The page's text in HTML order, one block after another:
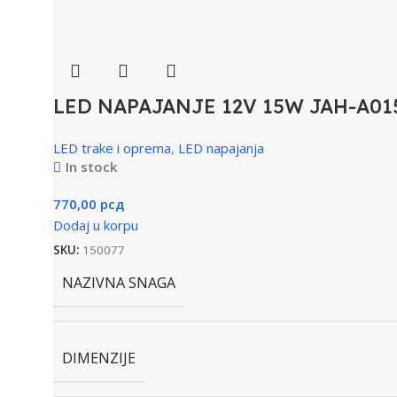
LED NAPAJANJE 12V 15W JAH-
LED trake i oprema, LED napajanja
In stock
770,00 рсд
Dodaj u korpu
SKU: 150077
NAZIVNA SNAGA
DIMENZIJE